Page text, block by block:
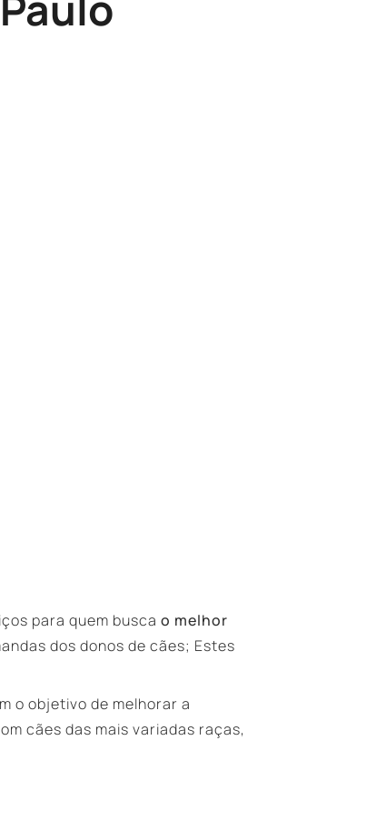
para quem buscao melhor
dos donos de cães; Estes
o objetivo de melhorar a
cães das mais variadas raças,